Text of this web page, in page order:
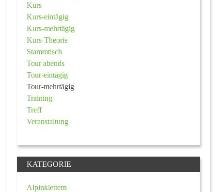
Kurs
Kurs-eintägig
Kurs-mehrtägig
Kurs-Theorie
Stammtisch
Tour abends
Tour-eintägig
Tour-mehrtägig
Training
Treff
Veranstaltung
KATEGORIE
Alpinklettern